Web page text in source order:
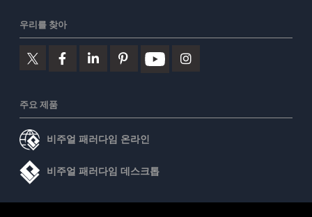
우리를 찾아
주요 제품
비주얼 패러다임 온라인
비주얼 패러다임 데스크톱